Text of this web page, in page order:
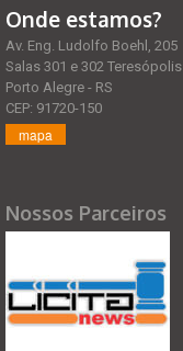
Onde estamos?
Av. Eng. Ludolfo Boehl, 205
Salas 301 e 302 Teresópolis
Porto Alegre - RS
CEP: 91720-150
mapa
Nossos Parceiros